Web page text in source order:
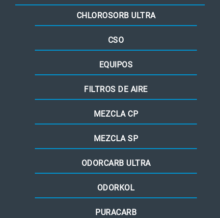
CHLOROSORB ULTRA
CSO
EQUIPOS
FILTROS DE AIRE
MEZCLA CP
MEZCLA SP
ODORCARB ULTRA
ODORKOL
PURACARB